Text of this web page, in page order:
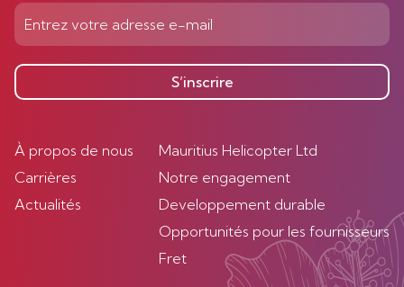
S’inscrire
À propos de nous
Carrières
Actualités
Mauritius Helicopter Ltd
Notre engagement
Developpement durable
Opportunités pour les fournisseurs
Fret